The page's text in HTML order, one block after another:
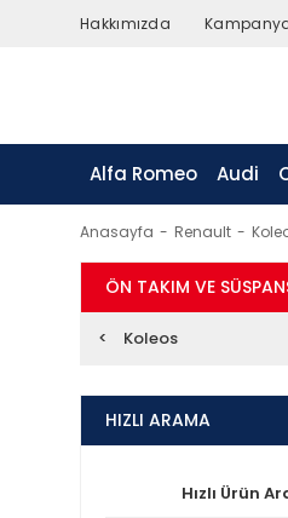
Hakkımızda
Alfa Romeo Audi
Anasayfa Renault
ÖN TAKIM VE
Koleos
HIZLI ARAMA
Hızlı Ürün